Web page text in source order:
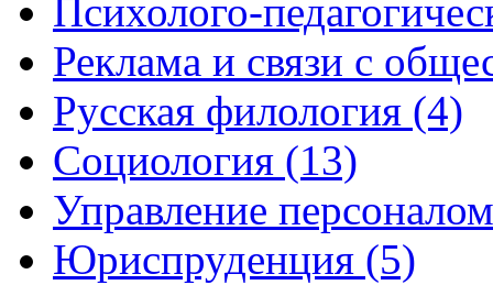
Психолого-
Реклама и связи с
Русская филология (4)
Социология (13)
Управление
Юриспруденция (5)